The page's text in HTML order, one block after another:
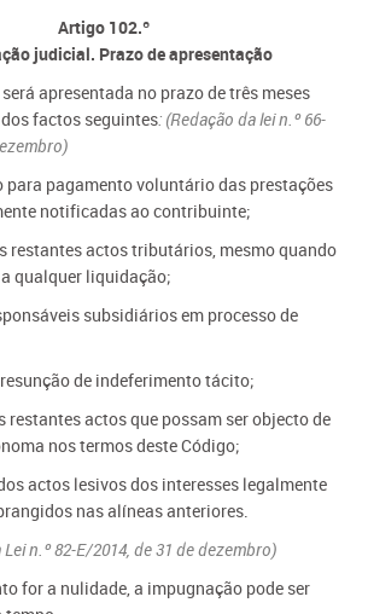
Artigo 102.º
judicial. Prazo de apresentação
apresentada no prazo de três meses
factos seguintes: (Redação da lei n.º 66-
para pagamento voluntário das prestações
notificadas ao contribuinte;
restantes actos tributários, mesmo quando
qualquer liquidação;
subsidiários em processo de
de indeferimento tácito;
restantes actos que possam ser objecto de
nos termos deste Código;
actos lesivos dos interesses legalmente
nas alíneas anteriores.
n.º 82-E/2014, de 31 de dezembro)
for a nulidade, a impugnação pode ser